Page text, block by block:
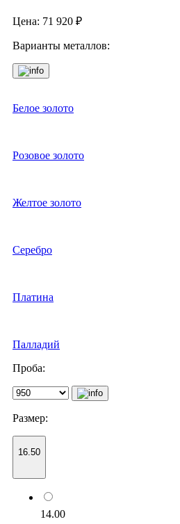
Цена: 71 920 ₽
Варианты металлов:
Белое золото
Розовое золото
Желтое золото
Серебро
Платина
Палладий
Проба:
Размер:
16.50
14.00